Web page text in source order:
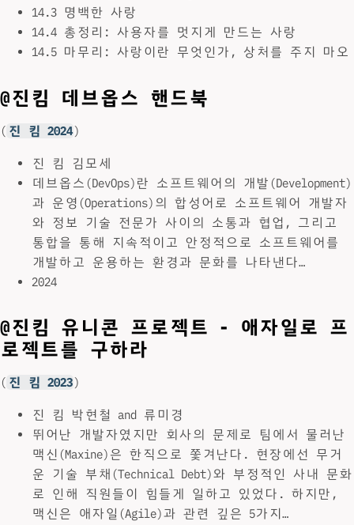
14.3 명백한 사랑
14.4 총정리: 사용자를 멋지게 만드는 사랑
14.5 마무리: 사랑이란 무엇인가, 상처를 주지 마오
@진킴 데브옵스 핸드북
( 진 킴 2024)
진 킴 김모세
데브옵스(DevOps)란 소프트웨어의 개발(Development)
과 운영(Operations)의 합성어로 소프트웨어 개발자
와 정보 기술 전문가 사이의 소통과 협업, 그리고
통합을 통해 지속적이고 안정적으로 소프트웨어를
개발하고 운용하는 환경과 문화를 나타낸다…
2024
@진킴 유니콘 프로젝트 - 애자일로 프
로젝트를 구하라
( 진 킴 2023)
진 킴 박현철 and 류미경
뛰어난 개발자였지만 회사의 문제로 팀에서 물러난
맥신(Maxine)은 한직으로 쫓겨난다. 현장에선 무거
운 기술 부채(Technical Debt)와 부정적인 사내 문화
로 인해 직원들이 힘들게 일하고 있었다. 하지만,
맥신은 애자일(Agile)과 관련 깊은 5가지…